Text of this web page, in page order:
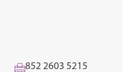
852 2603 5215